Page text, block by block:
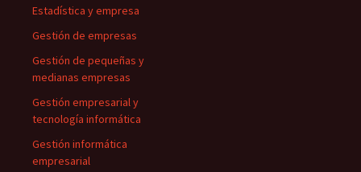
Estadística y empresa
Gestión de empresas
Gestión de pequeñas y
medianas empresas
Gestión empresarial y
tecnología informática
Gestión informática
empresarial